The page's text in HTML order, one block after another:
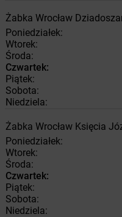
Żabka Wrocław
Poniedziałek:
Wtorek:
Środa:
Czwartek:
Piątek:
Sobota:
Niedziela:
Żabka Wrocław Księcia
Poniedziałek:
Wtorek:
Środa:
Czwartek:
Piątek:
Sobota:
Niedziela: